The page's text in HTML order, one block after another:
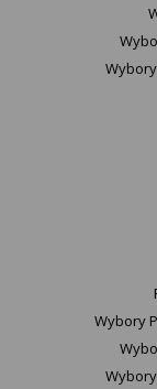
Wybory